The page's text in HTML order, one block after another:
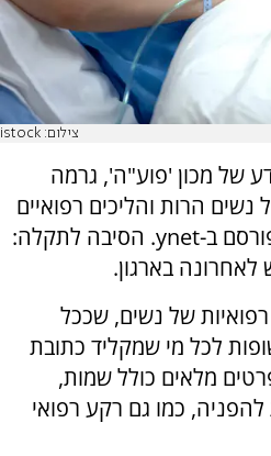
צילום: istock
של מכון 'פוע"ה', גרמה
הרות והליכים רפואיים
שהם מבצעות ברשת, כך פורסם ב-ynet. הסיבה לתקלה:
בארגון.
של נשים, שככל
לכל מי שמקליד כתובת
מלאים כולל שמות,
להפניה, כמו גם רקע רפואי